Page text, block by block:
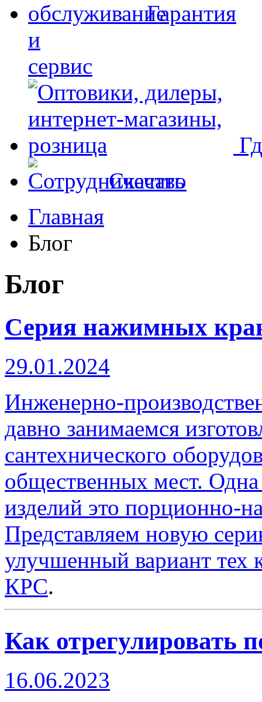
Гарантия
и
сервис
Скачать
Главная
Блог
Блог
Серия нажимных
29.01.2024
Инженерно-
давно занимаемся
сантехнического
общественных мест.
изделий это порционно-
Представляем новую
улучшенный вариант тех
КРС.
Как отрегулировать
16.06.2023